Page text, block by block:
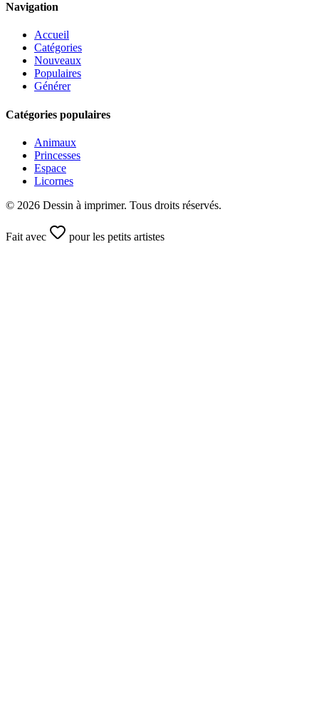
Navigation
Accueil
Catégories
Nouveaux
Populaires
Générer
Catégories populaires
Animaux
Princesses
Espace
Licornes
© 2026 Dessin à imprimer. Tous droits réservés.
Fait avec pour les petits artistes